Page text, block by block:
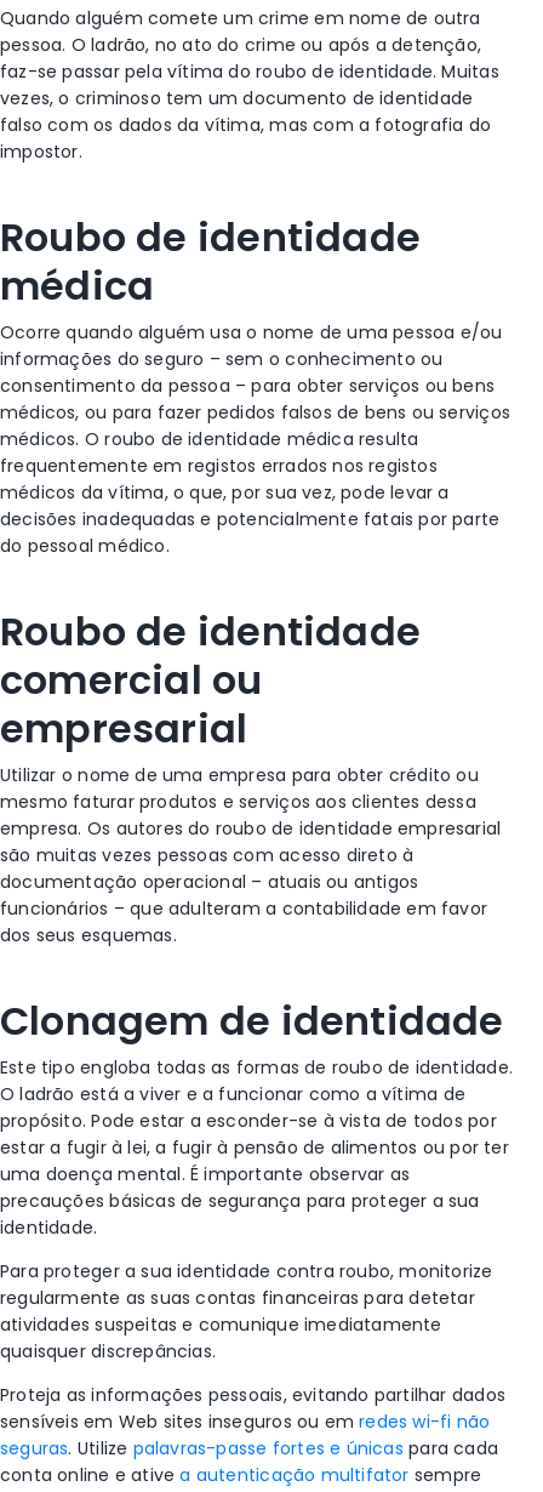
Quando alguém comete um crime em nome de outra
pessoa. O ladrão, no ato do crime ou após a detenção,
faz-se passar pela vítima do roubo de identidade. Muitas
vezes, o criminoso tem um documento de identidade
falso com os dados da vítima, mas com a fotografia do
impostor.
Roubo de identidade
médica
Ocorre quando alguém usa o nome de uma pessoa e/ou
informações do seguro – sem o conhecimento ou
consentimento da pessoa – para obter serviços ou bens
médicos, ou para fazer pedidos falsos de bens ou serviços
médicos. O roubo de identidade médica resulta
frequentemente em registos errados nos registos
médicos da vítima, o que, por sua vez, pode levar a
decisões inadequadas e potencialmente fatais por parte
do pessoal médico.
Roubo de identidade
comercial ou
empresarial
Utilizar o nome de uma empresa para obter crédito ou
mesmo faturar produtos e serviços aos clientes dessa
empresa. Os autores do roubo de identidade empresarial
são muitas vezes pessoas com acesso direto à
documentação operacional – atuais ou antigos
funcionários – que adulteram a contabilidade em favor
dos seus esquemas.
Clonagem de identidade
Este tipo engloba todas as formas de roubo de identidade.
O ladrão está a viver e a funcionar como a vítima de
propósito. Pode estar a esconder-se à vista de todos por
estar a fugir à lei, a fugir à pensão de alimentos ou por ter
uma doença mental. É importante observar as
precauções básicas de segurança para proteger a sua
identidade.
Para proteger a sua identidade contra roubo, monitorize
regularmente as suas contas financeiras para detetar
atividades suspeitas e comunique imediatamente
quaisquer discrepâncias.
Proteja as informações pessoais, evitando partilhar dados
sensíveis em Web sites inseguros ou emredes wi-fi não
seguras. Utilize palavras-passe fortes e únicas para cada
conta online e ativea autenticação multifator sempre